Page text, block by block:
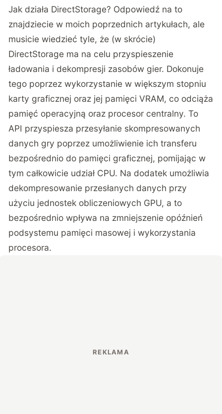
Jak działa DirectStorage? Odpowiedź na to
znajdzieciew moich poprzednich artykułach, ale
musicie wiedzieć tyle, że (w skrócie)
DirectStorage ma na celu przyspieszenie
ładowania i dekompresji zasobów gier. Dokonuje
tego poprzez wykorzystanie w większym stopniu
karty graficznej oraz jej pamięci VRAM, co odciąża
pamięć operacyjną oraz procesor centralny. To
API przyspiesza przesyłanie skompresowanych
danych gry poprzez umożliwienie ich transferu
bezpośrednio do pamięci graficznej, pomijając w
tym całkowicie udział CPU. Na dodatek umożliwia
dekompresowanie przesłanych danych przy
użyciu jednostek obliczeniowych GPU, a to
bezpośrednio wpływa na zmniejszenie opóźnień
podsystemu pamięci masowej i wykorzystania
procesora.